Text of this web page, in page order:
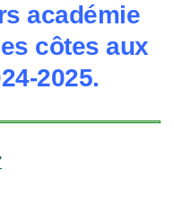
académie
côtes aux
2025.